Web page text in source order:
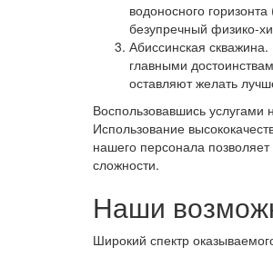
водоносного
безупречный физико-
Абиссинская
главными
оставляют желать
Воспользовавшись
Использование
нашего персонала
сложности.
Наши
Широкий спектр